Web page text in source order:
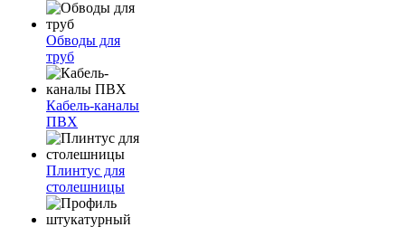
Обводы для
труб
Кабель-каналы
ПВХ
Плинтус для
столешницы